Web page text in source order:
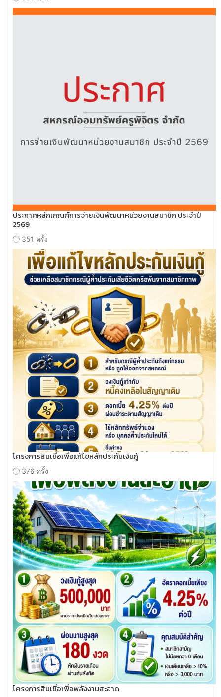
ประกาศหลักเกณฑ์การจ่ายเงินพัฒนาหน่วยงานสมาชิก ประจำปี
2569
351 ครั้ง
โครงการสินเชื่อเพื่อแก้ไขหลักประกันเงินกู้
376 ครั้ง
โครงการสินเชื่อเพื่อพลังงานสะอาด